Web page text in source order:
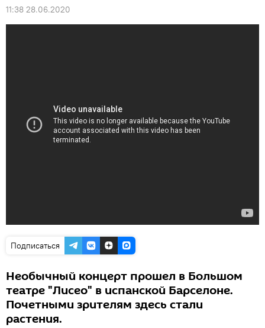
11:38 28.06.2020
Подписаться
Необычный концерт прошел в Большом
театре "Лисео" в испанской Барселоне.
Почетными зрителям здесь стали
растения.